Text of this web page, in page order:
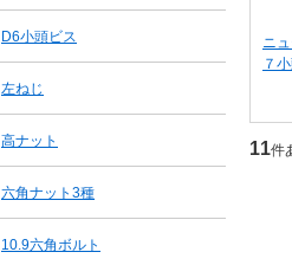
D6小頭ビス
左ねじ
高ナット
六角ナット3種
10.9六角ボルト
ニ
７
11件